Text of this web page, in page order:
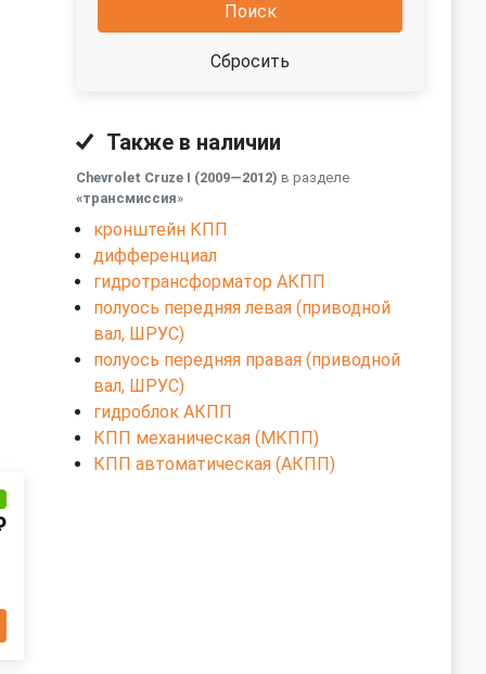
Поиск
Сбросить
Также в наличии
Chevrolet Cruze I (2009—2012) в разделе
«трансмиссия»
кронштейн КПП
дифференциал
гидротрансформатор АКПП
полуось передняя левая (приводной
вал, ШРУС)
полуось передняя правая (приводной
вал, ШРУС)
гидроблок АКПП
КПП механическая (МКПП)
КПП автоматическая (АКПП)